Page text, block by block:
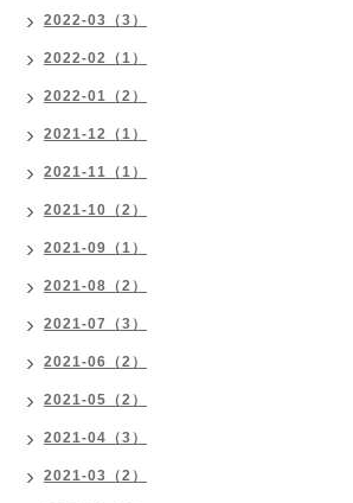
2022-03（3）
2022-02（1）
2022-01（2）
2021-12（1）
2021-11（1）
2021-10（2）
2021-09（1）
2021-08（2）
2021-07（3）
2021-06（2）
2021-05（2）
2021-04（3）
2021-03（2）